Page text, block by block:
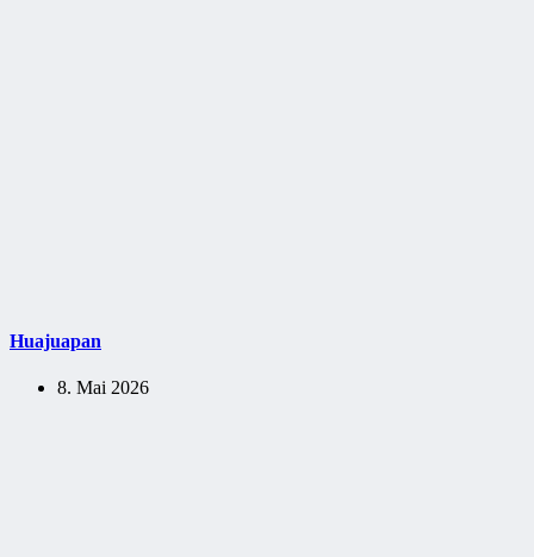
Huajuapan
8. Mai 2026